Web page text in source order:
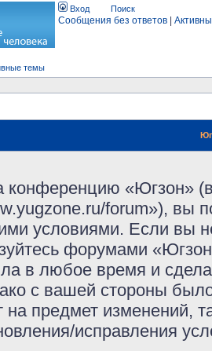
Вход Поиск
Сообщения без ответов
темы
конференцию «Югзон»
forum»), вы
условиями. Если вы
форумами
в любое время и
с вашей стороны
на предмет изменений,
исправления